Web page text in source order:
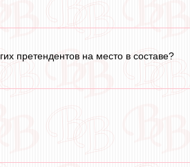
претендентов на место в составе?